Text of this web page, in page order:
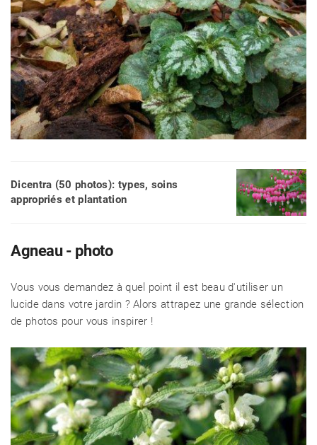
Dicentra (50 photos): types, soins
appropriés et plantation
Agneau - photo
Vous vous demandez à quel point il est beau d'utiliser un
lucide dans votre jardin ? Alors attrapez une grande sélection
de photos pour vous inspirer !